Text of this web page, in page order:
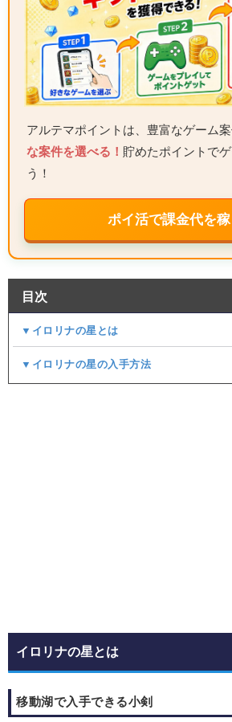
アルテマポイントは、豊富なゲーム
な案件を選べる！ 貯めたポイントで
う！
ポイ活で課金代を稼
目次
▼イロリナの星とは
▼イロリナの星の入手方法
イロリナの星とは
移動湖で入手できる小剣